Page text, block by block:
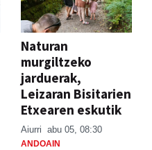
Naturan
murgiltzeko
jarduerak,
Leizaran Bisitarien
Etxearen eskutik
Aiurri abu 05, 08:30
ANDOAIN